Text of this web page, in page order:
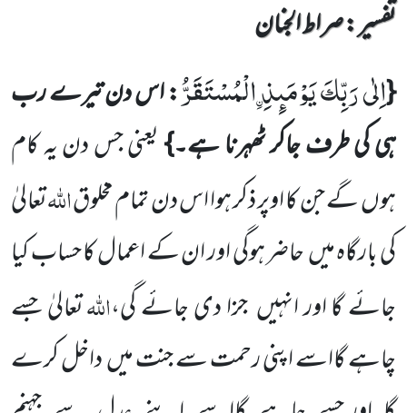
تفسیر : ‎صراط الجنان
{اِلٰى رَبِّكَ یَوْمَىٕذِ ﹰالْمُسْتَقَرُّ: اس دن تیرے رب
ہی کی طرف جاکر ٹھہرنا ہے۔}یعنی جس دن یہ کام
ہوںگےجن کا اوپر ذکر ہوا اس دن تمام مخلوقاللّٰہتعالیٰ
کی بارگاہ میںحاضر ہوگیاور ان کے اعمال کا حساب کیا
جائے گا اور انہیںجزا دی جائے گی،اللّٰہتعالیٰ جسے
چاہے گااسے اپنی رحمت سے جنت میںداخل کرے